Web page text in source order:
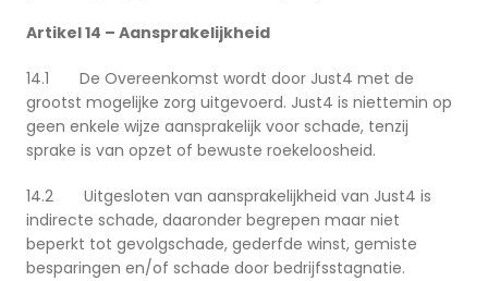
Artikel 14 – Aansprakelijkheid
14.1 De Overeenkomst wordt door Just4 met de
grootst mogelijke zorg uitgevoerd. Just4 is niettemin op
geen enkele wijze aansprakelijk voor schade, tenzij
sprake is van opzet of bewuste roekeloosheid.
14.2 Uitgesloten van aansprakelijkheid van Just4 is
indirecte schade, daaronder begrepen maar niet
beperkt tot gevolgschade, gederfde winst, gemiste
besparingen en/of schade door bedrijfsstagnatie.